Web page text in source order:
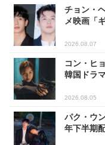
チョン・
メ映画「
2026.08.07
コン・ヒ
韓国ドラ
2026.08.05
パク・ウ
年下半期